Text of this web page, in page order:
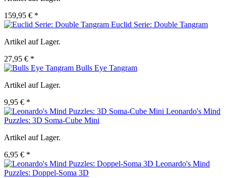
159,95 € *
Euclid Serie: Double Tangram
Artikel auf Lager.
27,95 € *
Bulls Eye Tangram
Artikel auf Lager.
9,95 € *
Leonardo's Mind
Puzzles: 3D Soma-Cube Mini
Artikel auf Lager.
6,95 € *
Leonardo's Mind
Puzzles: Doppel-Soma 3D